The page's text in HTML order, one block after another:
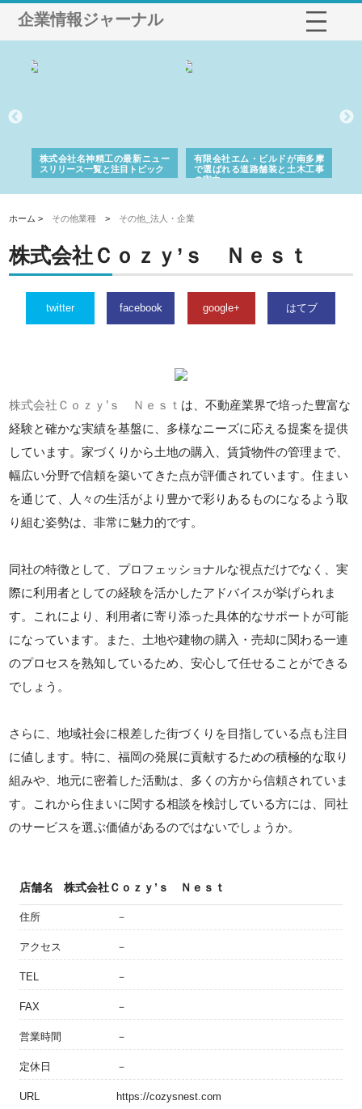
企業情報ジャーナル
株式会社名神精工の最新ニュー
スリリース一覧と注目トピック
有限会社エム・ビルドが南多摩
で選ばれる道路舗装と土木工事
の実力
ホーム > その他業種 > その他_法人・企業
株式会社Ｃｏｚｙ’ｓ Ｎｅｓｔ
twitter facebook google+ はてブ
株式会社Ｃｏｚｙ’ｓ Ｎｅｓｔ は、不動産業界で培った豊富な
経験と確かな実績を基盤に、多様なニーズに応える提案を提供
しています。家づくりから土地の購入、賃貸物件の管理まで、
幅広い分野で信頼を築いてきた点が評価されています。住まい
を通じて、人々の生活がより豊かで彩りあるものになるよう取
り組む姿勢は、非常に魅力的です。
同社の特徴として、プロフェッショナルな視点だけでなく、実
際に利用者としての経験を活かしたアドバイスが挙げられま
す。これにより、利用者に寄り添った具体的なサポートが可能
になっています。また、土地や建物の購入・売却に関わる一連
のプロセスを熟知しているため、安心して任せることができる
でしょう。
さらに、地域社会に根差した街づくりを目指している点も注目
に値します。特に、福岡の発展に貢献するための積極的な取り
組みや、地元に密着した活動は、多くの方から信頼されていま
す。これから住まいに関する相談を検討している方には、同社
のサービスを選ぶ価値があるのではないでしょうか。
店舗名 株式会社Ｃｏｚｙ’ｓ Ｎｅｓｔ
住所 －
アクセス －
TEL －
FAX －
営業時間 －
定休日 －
URL https://cozysnest.com